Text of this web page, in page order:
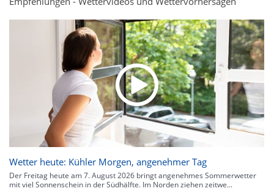
Wetter heute: Kühler Morgen, angenehmer Tag
Der Freitag heute am 7. August 2026 bringt angenehmes Sommerwetter
mit viel Sonnenschein in der Südhälfte. Im Norden ziehen zeitwe...